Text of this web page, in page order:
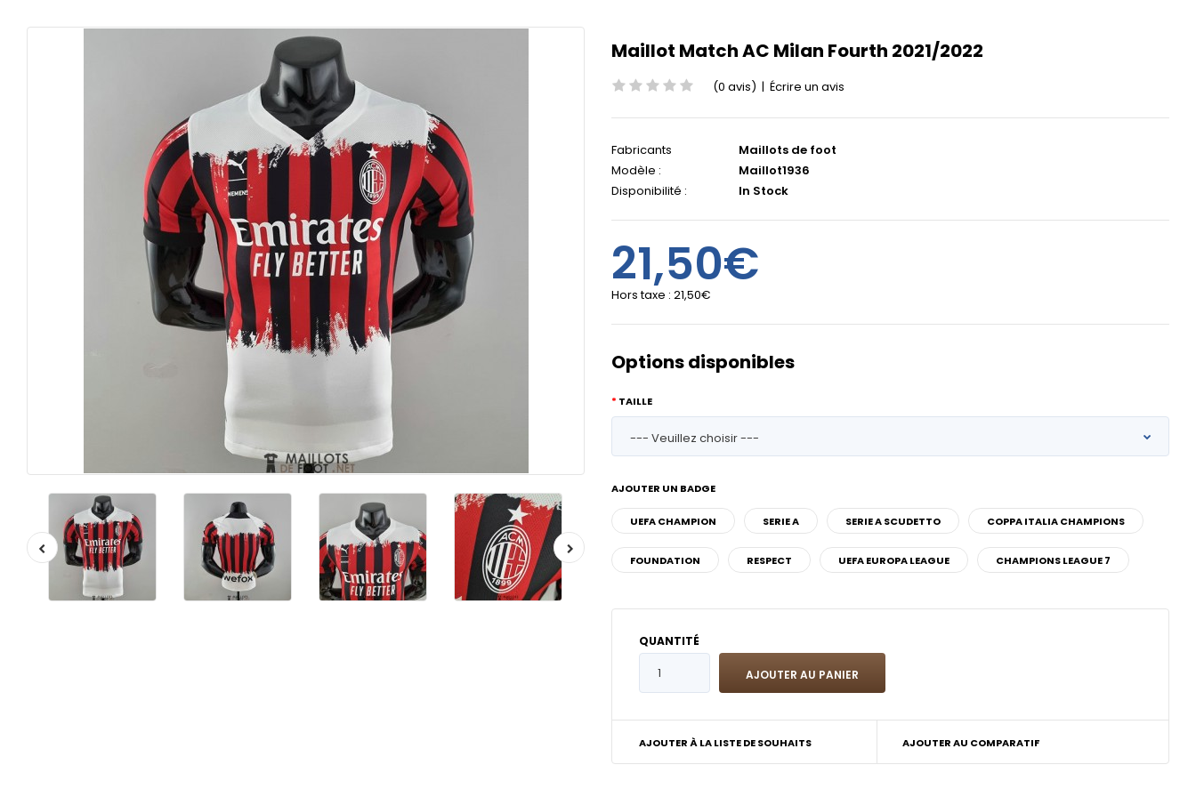
Maillot Match AC Milan Fourth 2021/2022
(0 avis) | Écrire un avis
Fabricants
Maillots de foot
Modèle :
Maillot1936
Disponibilité :
In Stock
21,50€
Hors taxe : 21,50€
Options disponibles
TAILLE
AJOUTER UN BADGE
UEFA CHAMPION SERIE A SERIE A SCUDETTO COPPA ITALIA CHAMPIONS
FOUNDATION RESPECT UEFA EUROPA LEAGUE CHAMPIONS LEAGUE 7
QUANTITÉ
AJOUTER À LA LISTE DE SOUHAITS AJOUTER AU COMPARATIF